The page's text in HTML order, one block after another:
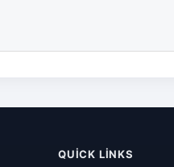
QUICK LINKS